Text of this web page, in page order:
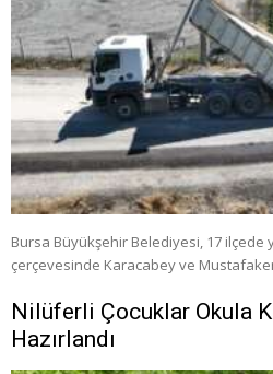
Bursa Büyükşehir Belediyesi, 17 ilçede
çerçevesinde Karacabey ve
Nilüferli Çocuklar Okula
Hazırlandı